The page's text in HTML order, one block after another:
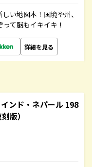
い地図本！国境や州、
て脳もイキイキ！
詳細を見る
ンド・ネパール 198
版）